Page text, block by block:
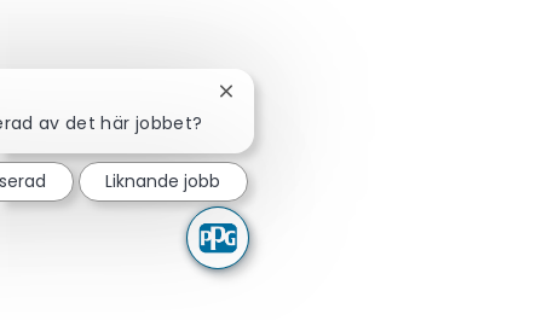
av det här jobbet?
Stäng chattbot-avisering
Liknande jobb